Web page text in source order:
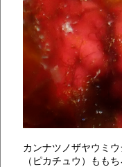
カンナツノザヤウミ
（ピカチュウ）もも